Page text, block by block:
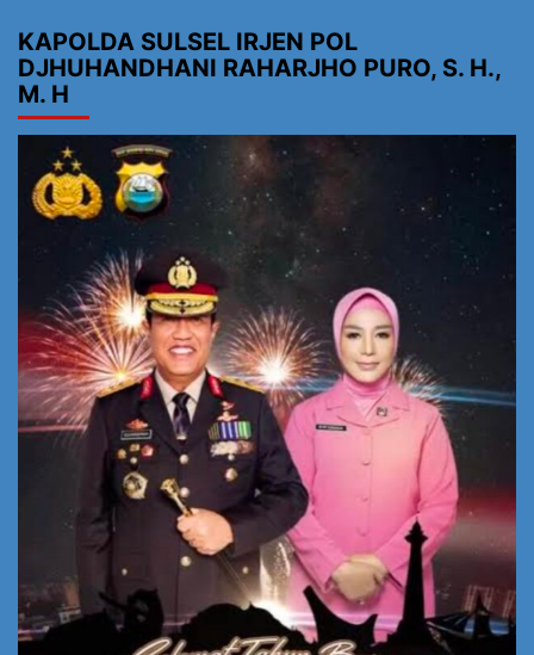
KAPOLDA SULSEL IRJEN POL
DJHUHANDHANI RAHARJHO PURO, S. H.,
M. H